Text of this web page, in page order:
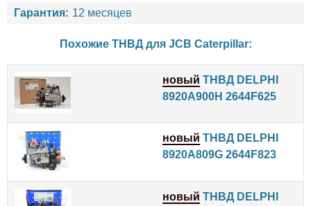
Гарантия: 12 месяцев
Похожие ТНВД для JCB Caterpillar:
новый ТНВД DELPHI
8920A900H 2644F625
новый ТНВД DELPHI
8920A809G 2644F823
новый ТНВД DELPHI